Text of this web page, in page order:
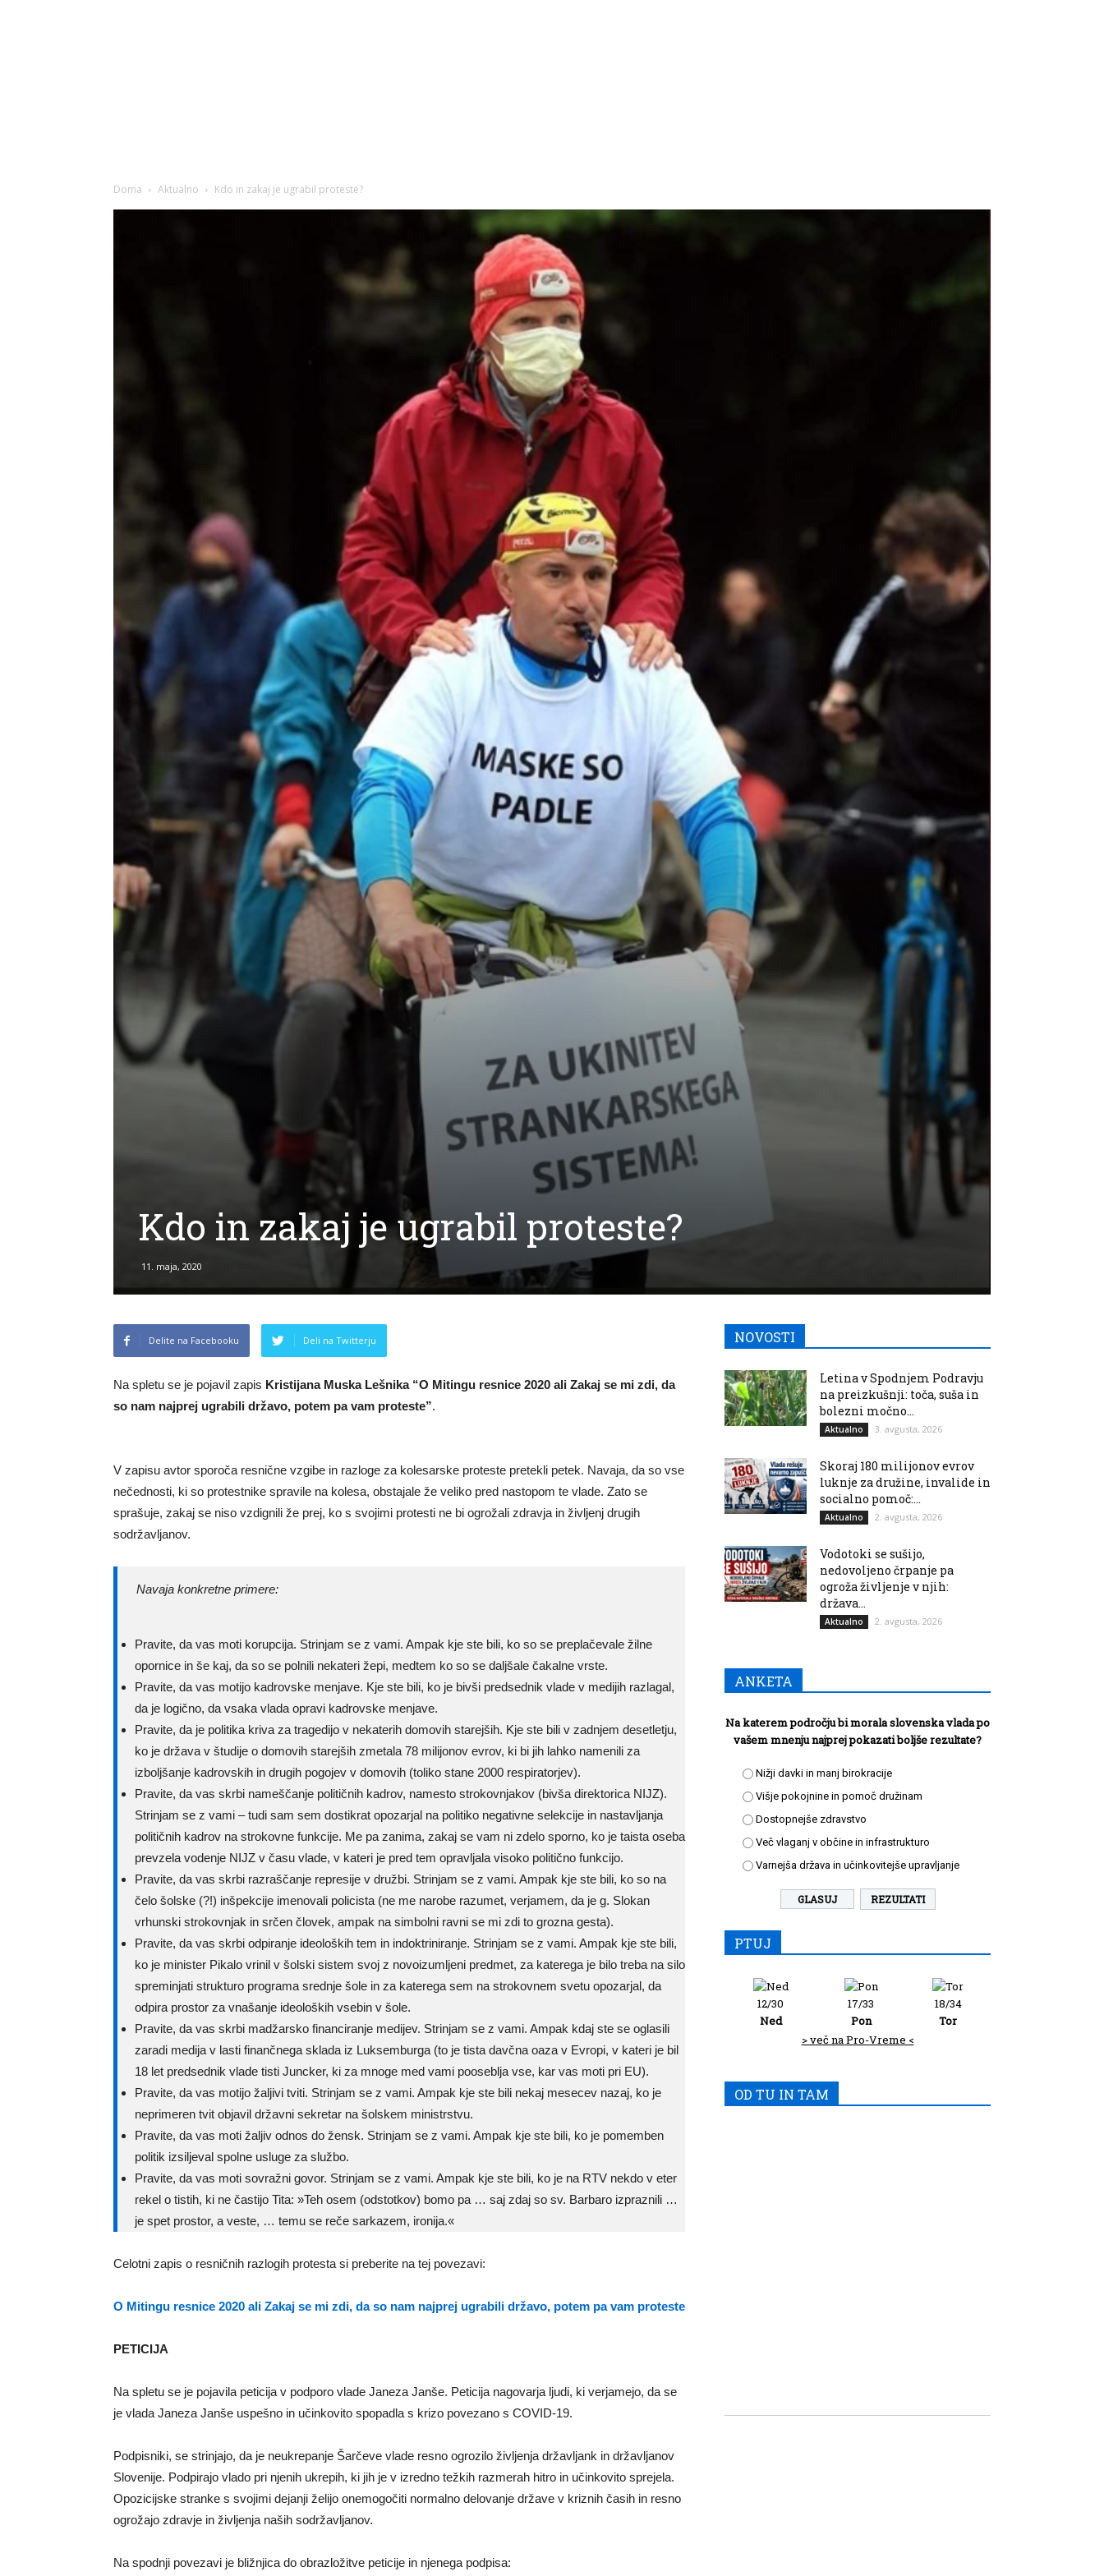
Doma Aktualno Kdo in zakaj je ugrabil proteste?
Kdo in zakaj je ugrabil proteste?
11. maja, 2020
Delite na Facebooku Deli na Twitterju
Na spletu se je pojavil zapis Kristijana Muska Lešnika “O Mitingu resnice 2020 ali Zakaj se mi zdi, da
so nam najprej ugrabili državo, potem pa vam proteste”.
V zapisu avtor sporoča resnične vzgibe in razloge za kolesarske proteste pretekli petek. Navaja, da so vse
nečednosti, ki so protestnike spravile na kolesa, obstajale že veliko pred nastopom te vlade. Zato se
sprašuje, zakaj se niso vzdignili že prej, ko s svojimi protesti ne bi ogrožali zdravja in življenj drugih
sodržavljanov.
Navaja konkretne primere:
Pravite, da vas moti korupcija. Strinjam se z vami. Ampak kje ste bili, ko so se preplačevale žilne
opornice in še kaj, da so se polnili nekateri žepi, medtem ko so se daljšale čakalne vrste.
Pravite, da vas motijo kadrovske menjave. Kje ste bili, ko je bivši predsednik vlade v medijih razlagal,
da je logično, da vsaka vlada opravi kadrovske menjave.
Pravite, da je politika kriva za tragedijo v nekaterih domovih starejših. Kje ste bili v zadnjem desetletju,
ko je država v študije o domovih starejših zmetala 78 milijonov evrov, ki bi jih lahko namenili za
izboljšanje kadrovskih in drugih pogojev v domovih (toliko stane 2000 respiratorjev).
Pravite, da vas skrbi nameščanje političnih kadrov, namesto strokovnjakov (bivša direktorica NIJZ).
Strinjam se z vami – tudi sam sem dostikrat opozarjal na politiko negativne selekcije in nastavljanja
političnih kadrov na strokovne funkcije. Me pa zanima, zakaj se vam ni zdelo sporno, ko je taista oseba
prevzela vodenje NIJZ v času vlade, v kateri je pred tem opravljala visoko politično funkcijo.
Pravite, da vas skrbi razraščanje represije v družbi. Strinjam se z vami. Ampak kje ste bili, ko so na
čelo šolske (?!) inšpekcije imenovali policista (ne me narobe razumet, verjamem, da je g. Slokan
vrhunski strokovnjak in srčen človek, ampak na simbolni ravni se mi zdi to grozna gesta).
Pravite, da vas skrbi odpiranje ideoloških tem in indoktriniranje. Strinjam se z vami. Ampak kje ste bili,
ko je minister Pikalo vrinil v šolski sistem svoj z novoizumljeni predmet, za katerega je bilo treba na silo
spreminjati strukturo programa srednje šole in za katerega sem na strokovnem svetu opozarjal, da
odpira prostor za vnašanje ideoloških vsebin v šole.
Pravite, da vas skrbi madžarsko financiranje medijev. Strinjam se z vami. Ampak kdaj ste se oglasili
zaradi medija v lasti finančnega sklada iz Luksemburga (to je tista davčna oaza v Evropi, v kateri je bil
18 let predsednik vlade tisti Juncker, ki za mnoge med vami pooseblja vse, kar vas moti pri EU).
Pravite, da vas motijo žaljivi tviti. Strinjam se z vami. Ampak kje ste bili nekaj mesecev nazaj, ko je
neprimeren tvit objavil državni sekretar na šolskem ministrstvu.
Pravite, da vas moti žaljiv odnos do žensk. Strinjam se z vami. Ampak kje ste bili, ko je pomemben
politik izsiljeval spolne usluge za službo.
Pravite, da vas moti sovražni govor. Strinjam se z vami. Ampak kje ste bili, ko je na RTV nekdo v eter
rekel o tistih, ki ne častijo Tita: »Teh osem (odstotkov) bomo pa … saj zdaj so sv. Barbaro izpraznili …
je spet prostor, a veste, … temu se reče sarkazem, ironija.«
Celotni zapis o resničnih razlogih protesta si preberite na tej povezavi:
O Mitingu resnice 2020 ali Zakaj se mi zdi, da so nam najprej ugrabili državo, potem pa vam proteste
PETICIJA
Na spletu se je pojavila peticija v podporo vlade Janeza Janše. Peticija nagovarja ljudi, ki verjamejo, da se
je vlada Janeza Janše uspešno in učinkovito spopadla s krizo povezano s COVID-19.
Podpisniki, se strinjajo, da je neukrepanje Šarčeve vlade resno ogrozilo življenja državljank in državljanov
Slovenije. Podpirajo vlado pri njenih ukrepih, ki jih je v izredno težkih razmerah hitro in učinkovito sprejela.
Opozicijske stranke s svojimi dejanji želijo onemogočiti normalno delovanje države v kriznih časih in resno
ogrožajo zdravje in življenja naših sodržavljanov.
Na spodnji povezavi je bližnjica do obrazložitve peticije in njenega podpisa:
NOVOSTI
Letina v Spodnjem Podravju
na preizkušnji: toča, suša in
bolezni močno...
Aktualno 3. avgusta, 2026
Skoraj 180 milijonov evrov
luknje za družine, invalide in
socialno pomoč:...
Aktualno 2. avgusta, 2026
Vodotoki se sušijo,
nedovoljeno črpanje pa
ogroža življenje v njih:
država...
Aktualno 2. avgusta, 2026
ANKETA
Na katerem področju bi morala slovenska vlada po
vašem mnenju najprej pokazati boljše rezultate?
Nižji davki in manj birokracije
Višje pokojnine in pomoč družinam
Dostopnejše zdravstvo
Več vlaganj v občine in infrastrukturo
Varnejša država in učinkovitejše upravljanje
REZULTATI
PTUJ
12/30
Ned
17/33
Pon
18/34
Tor
> več na Pro-Vreme <
OD TU IN TAM